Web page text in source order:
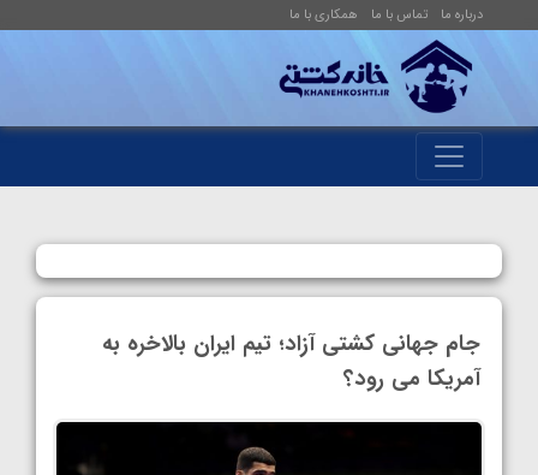
درباره ما تماس با ما همکاری با ما
جام جهانی کشتی آزاد؛ تیم ایران بالاخره به
آمریکا می رود؟